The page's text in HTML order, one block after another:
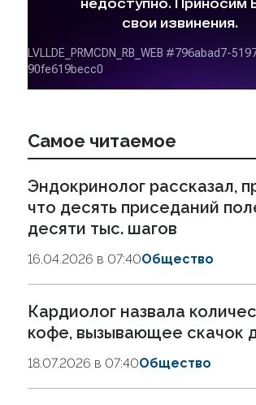
Самое читаемое
Эндокринолог рассказал,
что десять приседаний
десяти тыс. шагов
16.04.2026 в 07:40Общество
Кардиолог назвала
кофе, вызывающее скачок
18.07.2026 в 07:40Общество